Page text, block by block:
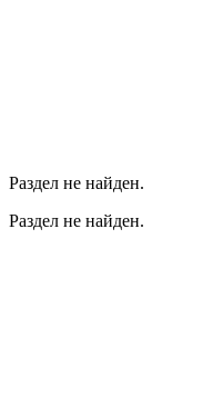
Раздел не найден.
Раздел не найден.